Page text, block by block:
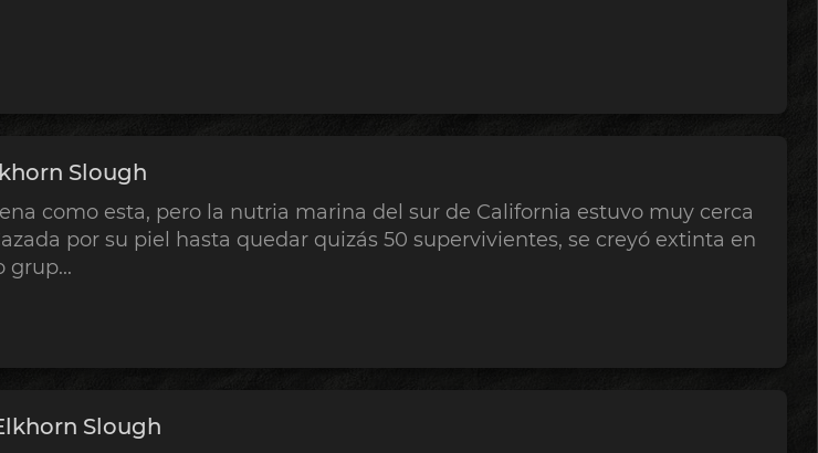
Slough
como esta, pero la nutria marina del sur de California estuvo muy cerca
por su piel hasta quedar quizás 50 supervivientes, se creyó extinta en
grup...
Slough